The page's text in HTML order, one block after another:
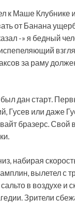
к Маше Клубнике
от Банана
-» я бедный
за раму
был дан старт.
Гусев или даже
бразерс. Свой
набирая
вылетел с
в воздухе и
Зрители